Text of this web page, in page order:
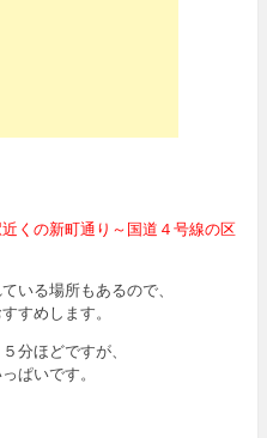
近くの新町通り～国道４号線の区
いる場所もあるので、
すめします。
分ほどですが、
ぱいです。